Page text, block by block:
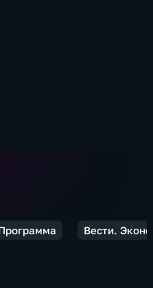
Вести.